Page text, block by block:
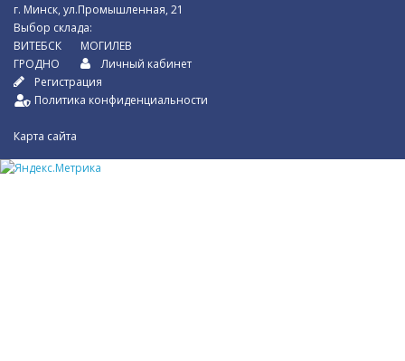
г. Минск, ул.Промышленная, 21
Выбор склада:
ВИТЕБСК
ГРОДНО
МОГИЛЕВ
Личный кабинет
Регистрация
Политика конфиденциальности
Карта сайта